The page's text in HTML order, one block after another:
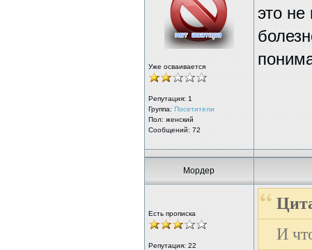
Уже осваивается
Репутация: 1
Группа: Посетители
Пол: женский
Сообщений: 72
это не
Мордер
Есть прописка
Репутация: 22
И